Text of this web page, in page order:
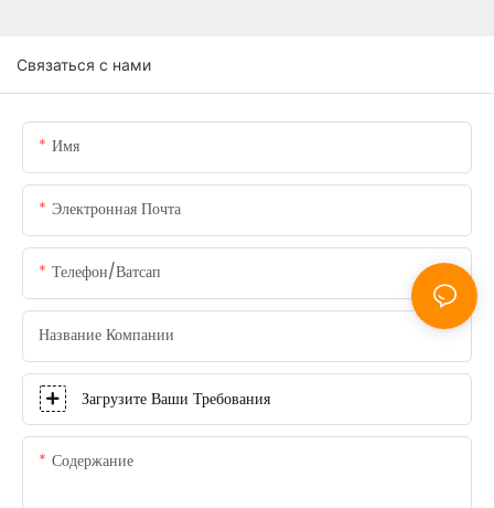
Связаться с нами
Имя
Электронная Почта
Телефон/ватсап
Название Компании
Загрузите Ваши Требования
Содержание